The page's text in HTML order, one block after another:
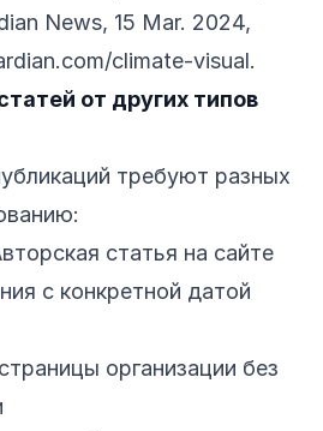
News, 15 Mar. 2024,
climate-visual.
от других типов
требуют разных
статья на сайте
с конкретной датой
организации без